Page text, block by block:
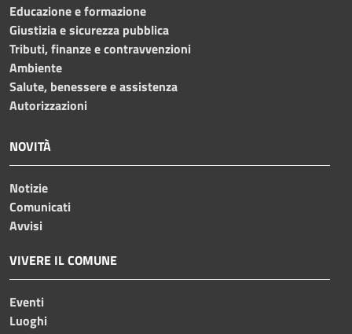
Educazione e formazione
Giustizia e sicurezza pubblica
Tributi, finanze e contravvenzioni
Ambiente
Salute, benessere e assistenza
Autorizzazioni
NOVITÀ
Notizie
Comunicati
Avvisi
VIVERE IL COMUNE
Eventi
Luoghi